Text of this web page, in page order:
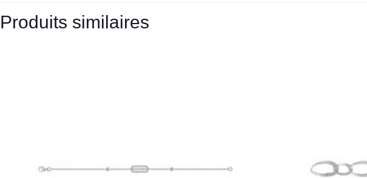
Produits similaires